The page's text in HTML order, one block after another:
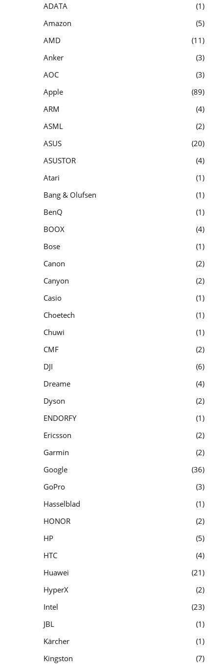
ADATA
1
Amazon
5
AMD
11
Anker
3
AOC
3
Apple
89
ARM
4
ASML
2
ASUS
20
ASUSTOR
4
Atari
1
Bang & Olufsen
1
BenQ
1
BOOX
4
Bose
1
Canon
2
Canyon
2
Casio
1
Choetech
1
Chuwi
1
CMF
2
DJI
6
Dreame
4
Dyson
2
ENDORFY
1
Ericsson
2
Garmin
2
Google
36
GoPro
3
Hasselblad
1
HONOR
2
HP
5
HTC
4
Huawei
21
HyperX
2
Intel
23
JBL
1
Kärcher
1
Kingston
7